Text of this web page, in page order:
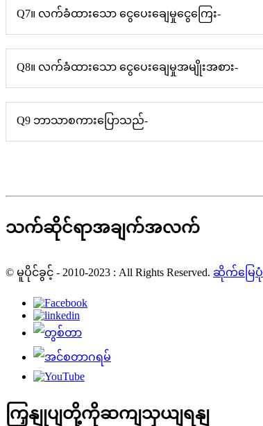
Q7။ လက်ခံထားသော ငွေပေးချေမှုငွေကြေး-
Q8။ လက်ခံထားသော ငွေပေးချေမှုအမျိုးအစား-
Q9 ဘာသာစကားပြောသည်-
သက်ဆိုင်ရာအချက်အလက်
© မူပိုင်ခွင့် - 2010-2023 : All Rights Reserved. ဆိုက်မြေပုံ
ကြှနျုပျတို့ကိုဆကျသှယျရနျ